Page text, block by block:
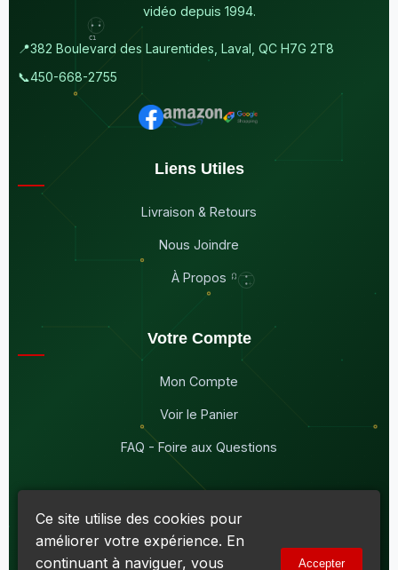
vidéo depuis 1994.
📍382 Boulevard des Laurentides, Laval, QC H7G 2T8
📞450-668-2755
Liens Utiles
Livraison & Retours
Nous Joindre
À Propos
Votre Compte
Mon Compte
Voir le Panier
FAQ - Foire aux Questions
© 2026Maddison Électronique Inc.
Politique de confidentialité & Cookies| Conditions d'utilisation
Ce site utilise des cookies pour
améliorer votre expérience. En
continuant à naviguer, vous
Accepter